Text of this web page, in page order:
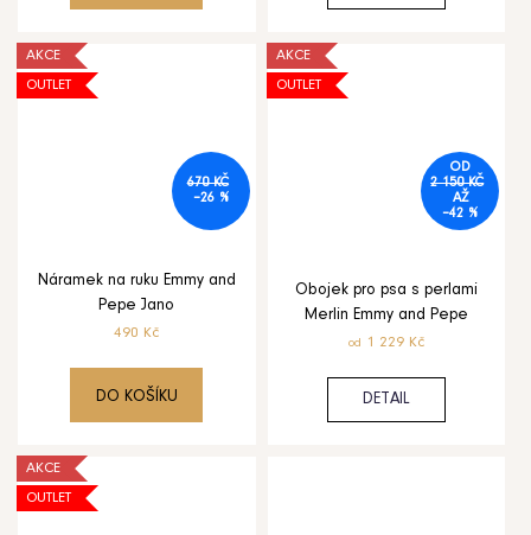
AKCE
OUTLET
670 KČ
–26 %
Náramek na ruku Emmy and
Pepe Jano
490 Kč
DO KOŠÍKU
AKCE
OUTLET
OD
2 150 KČ
AŽ
–42 %
Obojek pro psa s perlami
Merlin Emmy and Pepe
od 1 229 Kč
DETAIL
AKCE
OUTLET